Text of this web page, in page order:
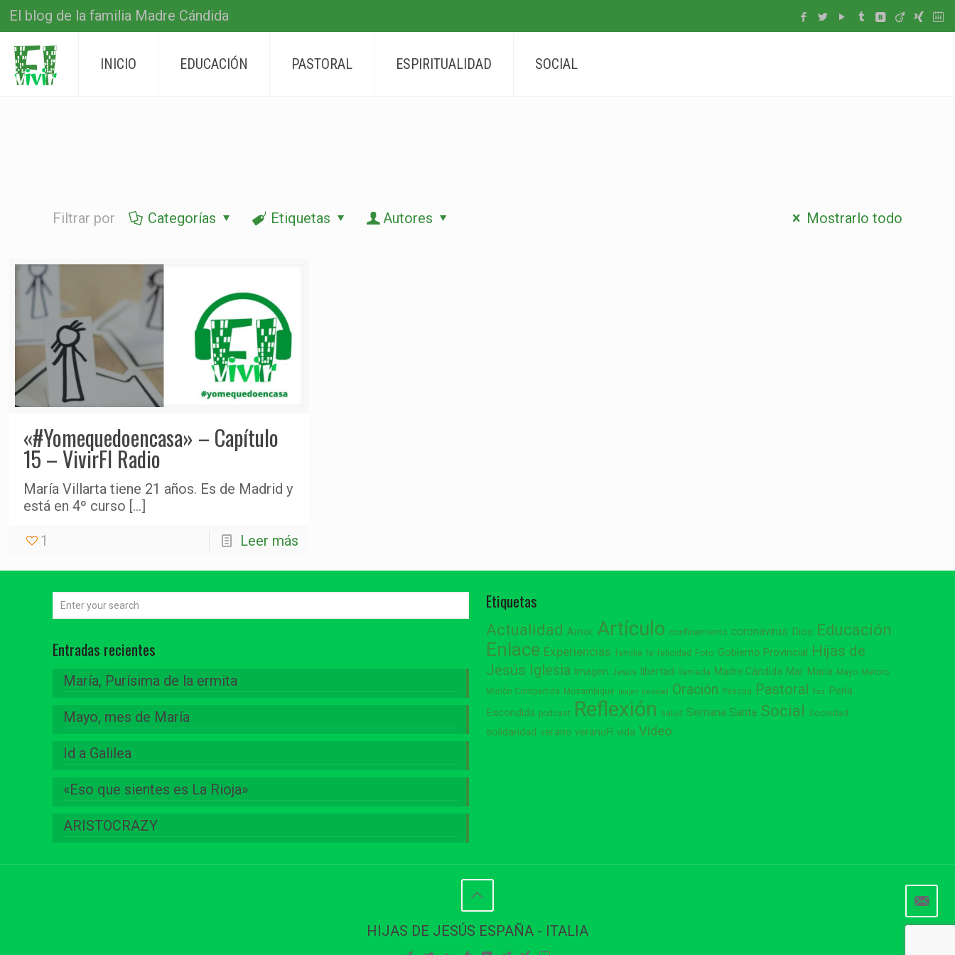
El blog de la familia Madre Cándida
INICIO EDUCACIÓN PASTORAL ESPIRITUALIDAD SOCIAL
Filtrar por Categorías Etiquetas Autores Mostrarlo todo
«#Yomequedoencasa» – Capítulo
15 – VivirFI Radio
María Villarta tiene 21 años. Es de Madrid y
está en 4º curso […]
1 Leer más
Entradas recientes
María, Purísima de la ermita
Mayo, mes de María
Id a Galilea
«Eso que sientes es La Rioja»
ARISTOCRAZY
Etiquetas
Actualidad Amor Artículo confinamiento coronavirus Dios Educación
Enlace Experiencias familia fe felicidad Foto Gobierno Provincial
Hijas de
Jesús Iglesia Imagen Jesús libertad llamada Madre Cándida Mar María Mayo Metoro
Misión Compartida Mozambique mujer navidad Oración Pascua Pastoral Paz Perla
Escondida podcast Reflexión salud Semana Santa Social Sociedad
solidaridad verano veranoFI vida Vídeo
HIJAS DE JESÚS ESPAÑA - ITALIA